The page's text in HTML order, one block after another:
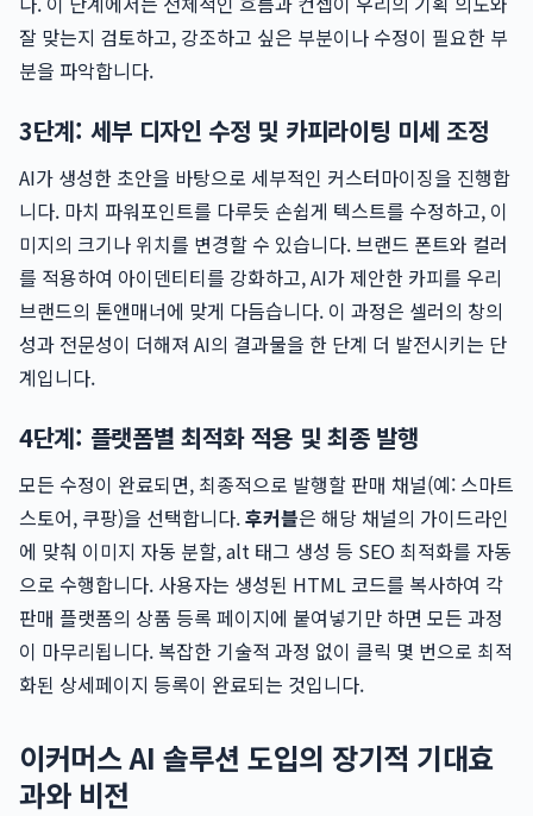
잘 맞는지 검토하고, 강조하고 싶은 부분이나 수정이 필요한 부
분을 파악합니다.
3단계: 세부 디자인 수정 및 카피라이팅 미세 조정
AI가 생성한 초안을 바탕으로 세부적인 커스터마이징을 진행합
니다. 마치 파워포인트를 다루듯 손쉽게 텍스트를 수정하고, 이
미지의 크기나 위치를 변경할 수 있습니다. 브랜드 폰트와 컬러
를 적용하여 아이덴티티를 강화하고, AI가 제안한 카피를 우리
브랜드의 톤앤매너에 맞게 다듬습니다. 이 과정은 셀러의 창의
성과 전문성이 더해져 AI의 결과물을 한 단계 더 발전시키는 단
계입니다.
4단계: 플랫폼별 최적화 적용 및 최종 발행
모든 수정이 완료되면, 최종적으로 발행할 판매 채널(예: 스마트
스토어, 쿠팡)을 선택합니다.후커블은 해당 채널의 가이드라인
에 맞춰 이미지 자동 분할, alt 태그 생성 등 SEO 최적화를 자동
으로 수행합니다. 사용자는 생성된 HTML 코드를 복사하여 각
판매 플랫폼의 상품 등록 페이지에 붙여넣기만 하면 모든 과정
이 마무리됩니다. 복잡한 기술적 과정 없이 클릭 몇 번으로 최적
화된 상세페이지 등록이 완료되는 것입니다.
이커머스 AI 솔루션 도입의 장기적 기대효
과와 비전